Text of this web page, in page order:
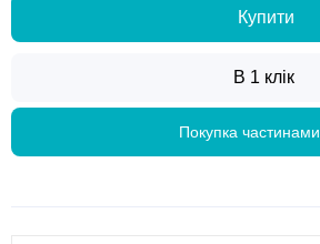
Купити
В 1 клік
Покупка частинами